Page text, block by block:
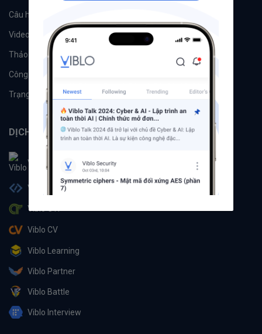
Câu hỏi
Videos Tác giả
Thảo luận
Công cụ
Trạng thái hệ thống
DỊCH VỤ
Viblo
Viblo Code
Viblo CTF
Viblo CV
Viblo Learning
Viblo Partner
Viblo Battle
Viblo Interview